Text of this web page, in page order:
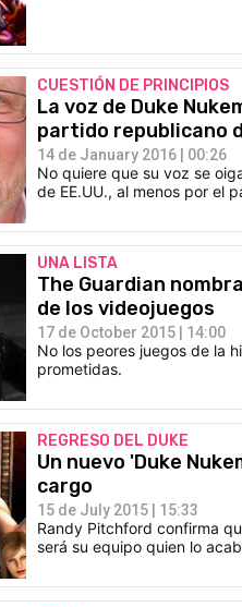
CUESTIÓN DE PRINCIPIOS
La voz de Duke
partido republicano
14 de January 2016 | 00:26
No quiere que su voz se
de EE.UU., al menos por el
UNA LISTA
The Guardian
de los videojuegos
17 de October 2015 | 14:00
No los peores juegos de la
prometidas.
REGRESO DEL DUKE
Un nuevo 'Duke
cargo
15 de July 2015 | 15:33
Randy Pitchford confirma
será su equipo quien lo